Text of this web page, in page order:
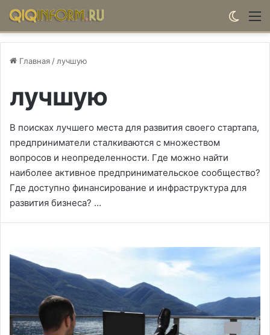
Главная / лучшую
лучшую
В поисках лучшего места для развития своего стартапа,
предприниматели сталкиваются с множеством
вопросов и неопределенности. Где можно найти
наиболее активное предпринимательское сообщество?
Где доступно финансирование и инфраструктура для
развития бизнеса? …